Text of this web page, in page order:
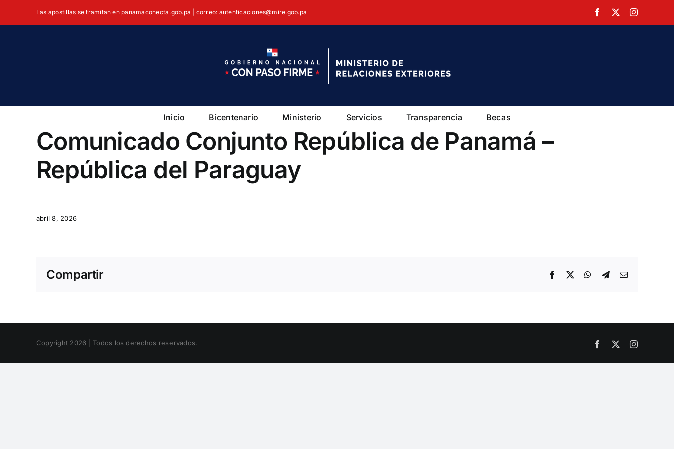
Las apostillas se tramitan en panamaconecta.gob.pa | correo: autenticaciones@mire.gob.pa Facebook
X Instagram
Inicio Bicentenario Ministerio Servicios Transparencia Becas
Comunicado Conjunto República de Panamá –
República del Paraguay
abril 8, 2026
Compartir Facebook WhatsApp
TelegramEmail
Copyright 2026 | Todos los derechos reservados. Facebook
X Instagram